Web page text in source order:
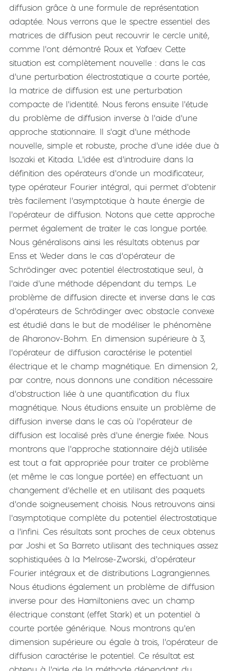
diffusion grâce à une formule de représentation
adaptée. Nous verrons que le spectre essentiel des
matrices de diffusion peut recouvrir le cercle unité,
comme l'ont démontré Roux et Yafaev. Cette
situation est complètement nouvelle : dans le cas
d'une perturbation électrostatique a courte portée,
la matrice de diffusion est une perturbation
compacte de l'identité. Nous ferons ensuite l'étude
du problème de diffusion inverse à l'aide d'une
approche stationnaire. Il s'agit d'une méthode
nouvelle, simple et robuste, proche d'une idée due à
Isozaki et Kitada. L'idée est d'introduire dans la
définition des opérateurs d'onde un modificateur,
type opérateur Fourier intégral, qui permet d'obtenir
très facilement l'asymptotique à haute énergie de
l'opérateur de diffusion. Notons que cette approche
permet également de traiter le cas longue portée.
Nous généralisons ainsi les résultats obtenus par
Enss et Weder dans le cas d'opérateur de
Schrödinger avec potentiel électrostatique seul, à
l'aide d'une méthode dépendant du temps. Le
problème de diffusion directe et inverse dans le cas
d'opérateurs de Schrödinger avec obstacle convexe
est étudié dans le but de modéliser le phénomène
de Aharonov-Bohm. En dimension supérieure à 3,
l'opérateur de diffusion caractérise le potentiel
électrique et le champ magnétique. En dimension 2,
par contre, nous donnons une condition nécessaire
d'obstruction liée à une quantification du flux
magnétique. Nous étudions ensuite un problème de
diffusion inverse dans le cas où l'opérateur de
diffusion est localisé près d'une énergie fixée. Nous
montrons que l'approche stationnaire déjà utilisée
est tout a fait appropriée pour traiter ce problème
(et même le cas longue portée) en effectuant un
changement d'échelle et en utilisant des paquets
d'onde soigneusement choisis. Nous retrouvons ainsi
l'asymptotique complète du potentiel électrostatique
a l'infini. Ces résultats sont proches de ceux obtenus
par Joshi et Sa Barreto utilisant des techniques assez
sophistiquées à la Melrose-Zworski, d'opérateur
Fourier intégraux et de distributions Lagrangiennes.
Nous étudions également un problème de diffusion
inverse pour des Hamiltoniens avec un champ
électrique constant (effet Stark) et un potentiel à
courte portée générique. Nous montrons qu'en
dimension supérieure ou égale à trois, l'opérateur de
diffusion caractérise le potentiel. Ce résultat est